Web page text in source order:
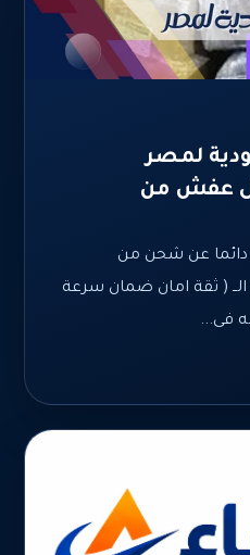
لمصر
نقل عفش من
دائما عن شحن من
( ثقة امان ضمان سرعة
فى...